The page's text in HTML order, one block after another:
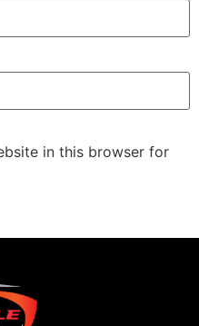
in this browser for